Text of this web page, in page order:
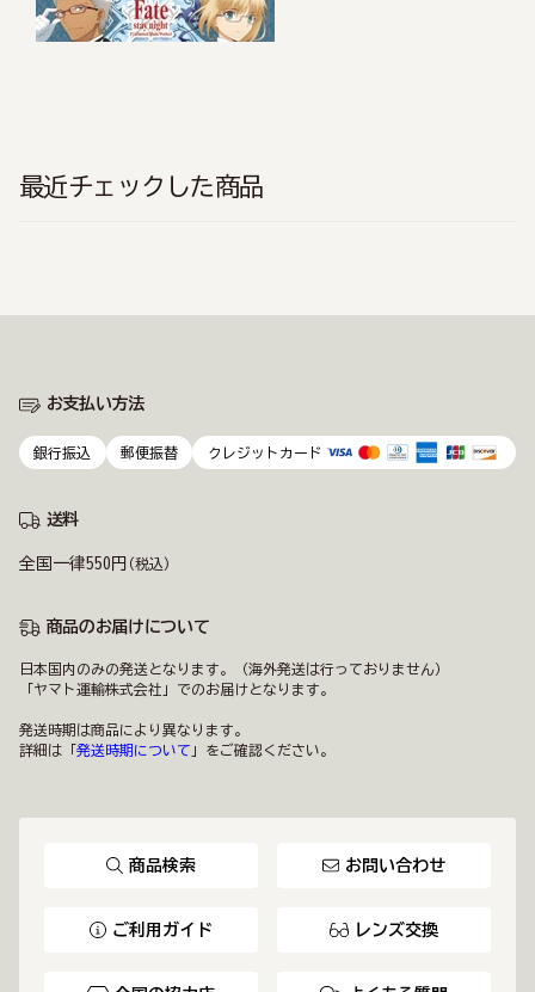
最近チェックした商品
お支払い方法
銀行振込 郵便振替 クレジットカード
送料
全国一律550円 (税込)
商品のお届けについて
日本国内のみの発送となります。（海外発送は行っておりません）
「ヤマト運輸株式会社」でのお届けとなります。
発送時期は商品により異なります。
詳細は「 発送時期について 」をご確認ください。
商品検索 お問い合わせ
ご利用ガイド レンズ交換